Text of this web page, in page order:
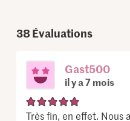
38Évaluations
Gast500
il y a 7 mois
Très fin, en effet. Nous